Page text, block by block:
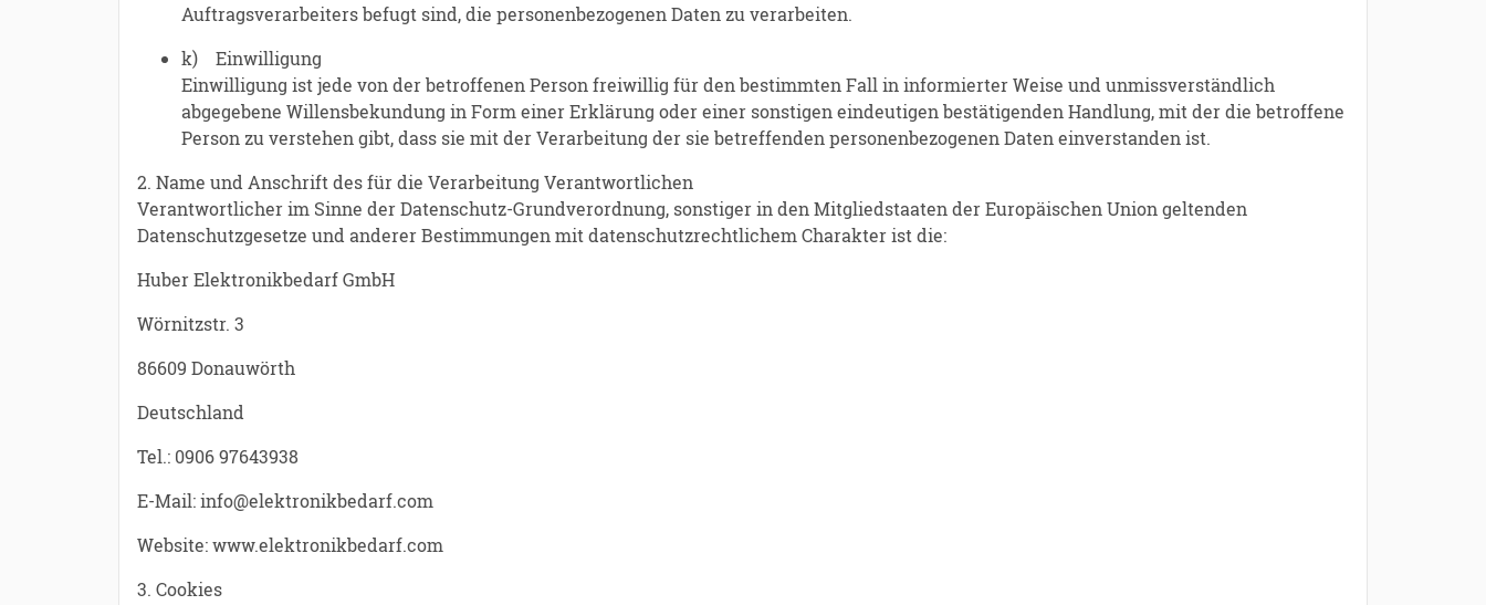
Auftragsverarbeiters befugt sind, die personenbezogenen Daten zu verarbeiten.
k) Einwilligung
Einwilligung ist jede von der betroffenen Person freiwillig für den bestimmten Fall in informierter Weise und unmissverständlich
abgegebene Willensbekundung in Form einer Erklärung oder einer sonstigen eindeutigen bestätigenden Handlung, mit der die betroffene
Person zu verstehen gibt, dass sie mit der Verarbeitung der sie betreffenden personenbezogenen Daten einverstanden ist.
2. Name und Anschrift des für die Verarbeitung Verantwortlichen
Verantwortlicher im Sinne der Datenschutz-Grundverordnung, sonstiger in den Mitgliedstaaten der Europäischen Union geltenden
Datenschutzgesetze und anderer Bestimmungen mit datenschutzrechtlichem Charakter ist die:
Huber Elektronikbedarf GmbH
Wörnitzstr. 3
86609 Donauwörth
Deutschland
Tel.: 0906 97643938
E-Mail: info@elektronikbedarf.com
Website: www.elektronikbedarf.com
3. Cookies